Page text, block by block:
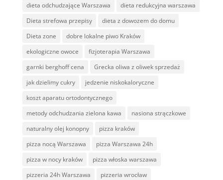
dieta odchudzające Warszawa
dieta redukcyjna warszawa
Dieta strefowa przepisy
dieta z dowozem do domu
Dieta zone
dobre lokalne piwo Kraków
ekologiczne owoce
fizjoterapia Warszawa
garnki berghoff cena
Grecka oliwa z oliwek sprzedaż
jak dzielimy cukry
jedzenie niskokaloryczne
koszt aparatu ortodontycznego
metody odchudzania zielona kawa
nasiona strączkowe
naturalny olej konopny
pizza kraków
pizza nocą Warszawa
pizza Warszawa 24h
pizza w nocy kraków
pizza włoska warszawa
pizzeria 24h Warszawa
pizzeria wrocław